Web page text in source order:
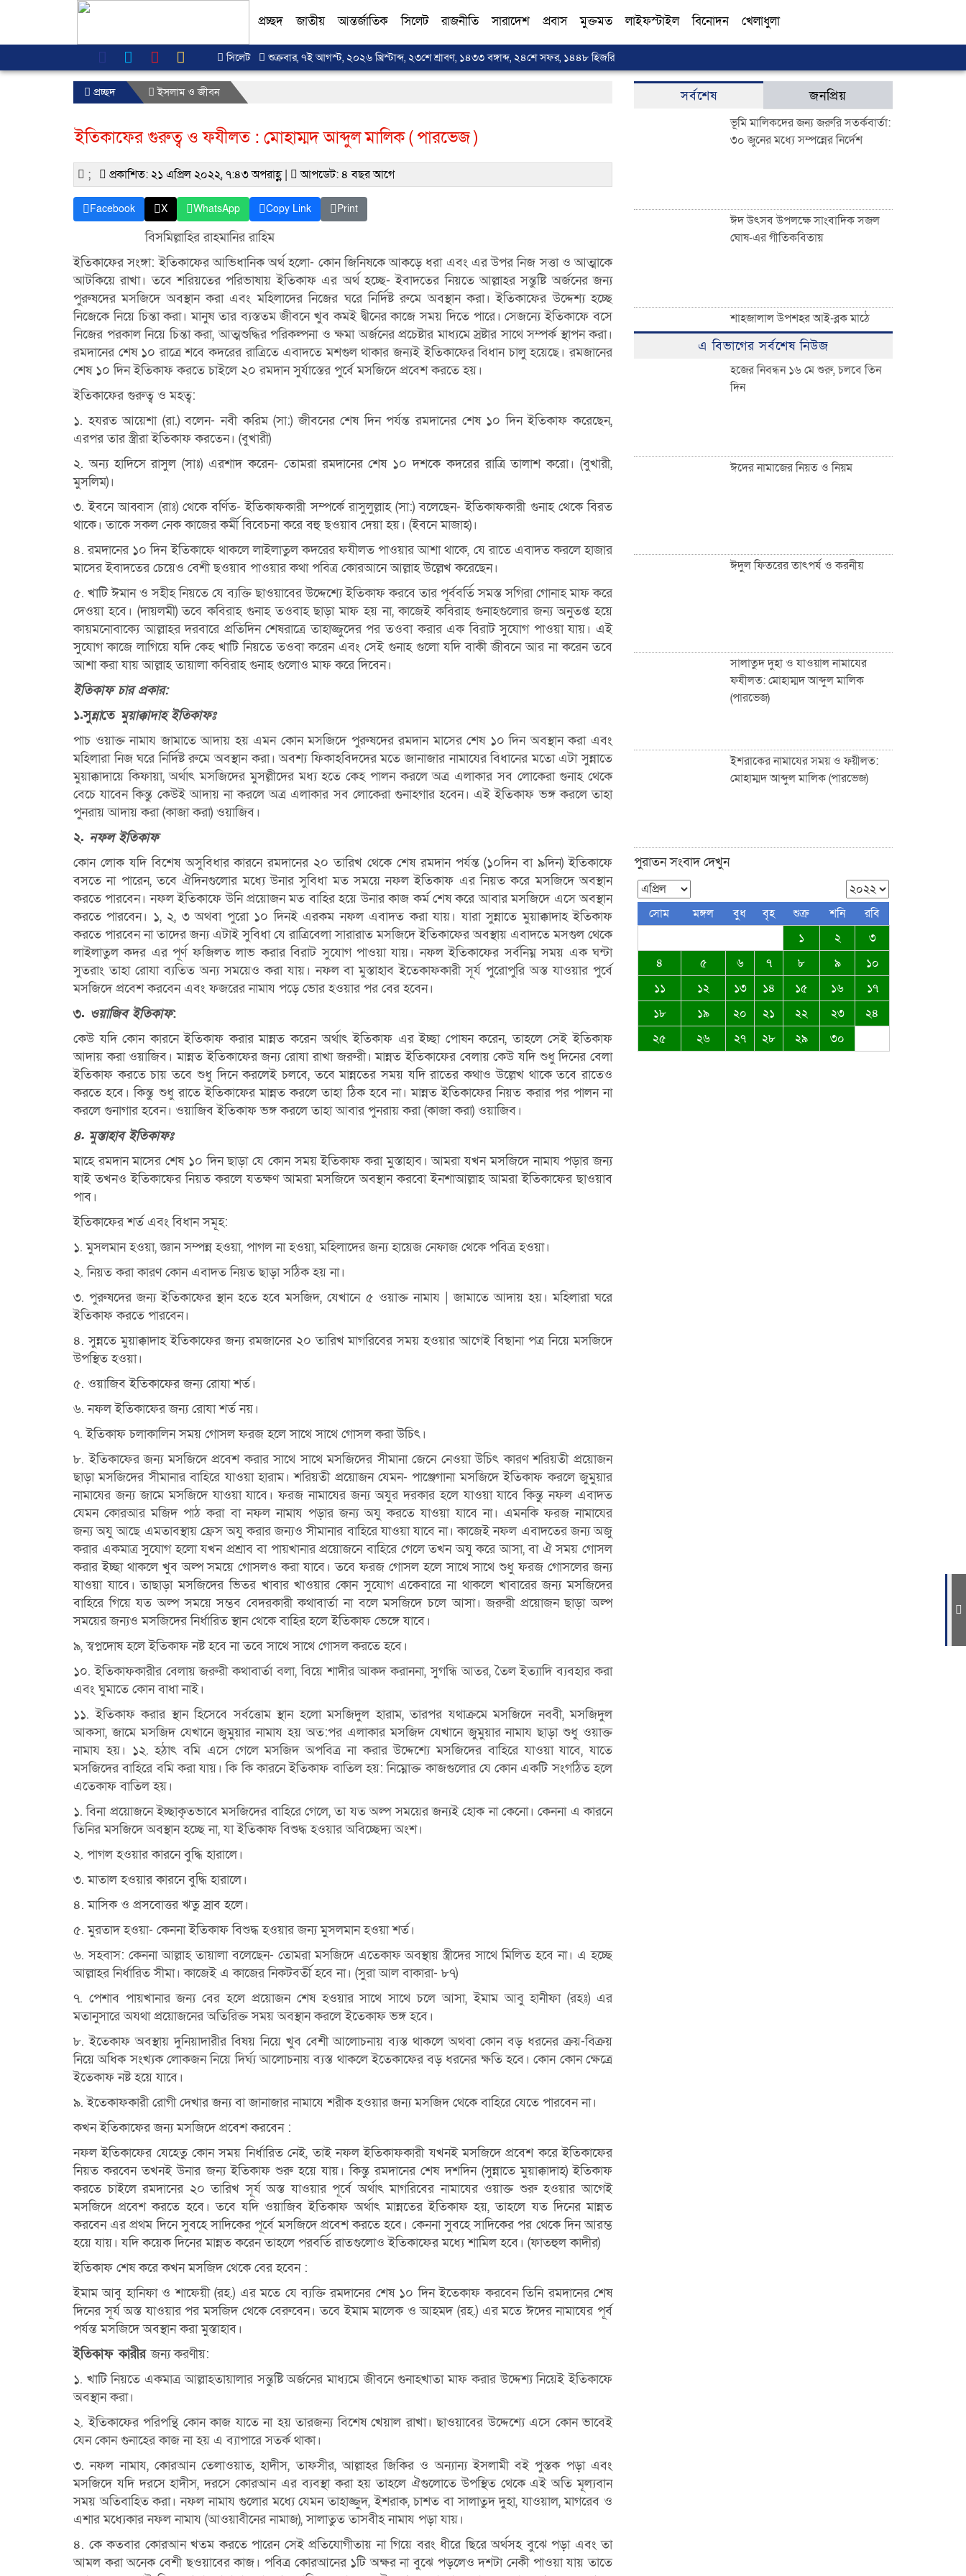
প্রচ্ছদ জাতীয় আন্তর্জাতিক সিলেট রাজনীতি সারাদেশ প্রবাস মুক্তমত লাইফস্টাইল বিনোদন খেলাধুলা
সিলেট শুক্রবার, ৭ই আগস্ট, ২০২৬ খ্রিস্টাব্দ, ২৩শে শ্রাবণ, ১৪৩৩ বঙ্গাব্দ, ২৪শে সফর, ১৪৪৮ হিজরি
প্রচ্ছদ ইসলাম ও জীবন
ইতিকাফের গুরুত্ব ও ফযীলত : মোহাম্মদ আব্দুল মালিক ( পারভেজ )
; প্রকাশিত: ২১ এপ্রিল ২০২২, ৭:৪৩ অপরাহ্ণ | আপডেট: ৪ বছর আগে
Facebook X WhatsApp Copy Link Print
বিসমিল্লাহির রাহমানির রাহিম
ইতিকাফের সংঙ্গা: ইতিকাফের আভিধানিক অর্থ হলাে- কোন জিনিষকে আকড়ে ধরা এবং এর উপরনিজ সত্তা ও আত্মাকে
আটকিয়ে রাখা।তবে শরিয়তের পরিভাষায় ইতিকাফ এর অর্থ হচ্ছে- ইবাদতের নিয়তে আল্লাহরসন্তুষ্টি অর্জনের জন্য
পুরুষদের মসজিদে অবস্থান করা এবং মহিলাদের নিজেরঘরে নির্দিষ্ট রুমে অবস্থান করা। ইতিকাফের উদ্দেশ্য হচ্ছে
নিজেকে নিয়ে চিন্তাকরা। মানুষ তার ব্যস্ততম জীবনে খুব কমই দ্বীনের কাজে সময় দিতে পারে।সেজন্যে ইতিকাফে বসে
নিজের পরকাল নিয়ে চিন্তা করা, আত্মশুদ্ধির পরিকল্পনা ও ক্ষমা অর্জনের প্রচেষ্টার মাধ্যমে স্রষ্টার সাথে সম্পর্ক স্থাপন করা।
রমদানের শেষ ১০ রাত্রে শবে কদরের রাত্রিতে এবাদতে মশগুল থাকার জন্যই ইতিকাফেরবিধান চালু হয়েছে। রমজানের
শেষ ১০ দিন ইতিকাফ করতে চাইলে ২০ রমদানসুর্যাস্তের পুর্বে মসজিদে প্রবেশ করতে হয়।
ইতিকাফের গুরুত্ব ও মহত্ব:
১. হযরত আয়েশা (রা.) বলেন- নবী করিম (সা:) জীবনের শেষ দিন পর্যন্তরমদানের শেষ ১০ দিন ইতিকাফ করেছেন,
এরপর তার স্ত্রীরা ইতিকাফকরতেন। (বুখারী)
২. অন্য হাদিসে রাসুল (সাঃ) এরশাদ করেন- তােমরা রমদানের শেষ ১০দশকে কদরের রাত্রি তালাশ করাে। (বুখারী,
মুসলিম)।
৩. ইবনে আব্বাস (রাঃ) থেকে বর্ণিত- ইতিকাফকারী সম্পর্কে রাসুলুল্লাহ (সা:)বলেছেন- ইতিকাফকারী গুনাহ থেকে বিরত
থাকে। তাকে সকল নেককাজের কর্মী বিবেচনা করে বহু ছওয়াব দেয়া হয়। (ইবনে মাজাহ)।
৪. রমদানের ১০ দিন ইতিকাফে থাকলে লাইলাতুল কদরের ফযীলত পাওয়ারআশা থাকে, যে রাতে এবাদত করলে হাজার
মাসের ইবাদতের চেয়েও বেশী ছওয়াব পাওয়ার কথা পবিত্র কোরআনে আল্লাহ উল্লেখ করেছেন।
৫. খাটি ঈমান ও সহীহ নিয়তে যে ব্যক্তি ছাওয়াবের উদ্দেশ্যে ইতিকাফ করবেতার পূর্ববর্তি সমস্ত সগিরা গােনাহ মাফ করে
দেওয়া হবে। (দায়লমী) তবে কবিরাহ গুনাহ তওবাহ ছাড়া মাফ হয় না, কাজেই কবিরাহ গুনাহগুলাের জন্য অনুতপ্ত হয়ে
কায়মনােবাক্যে আল্লাহর দরবারে প্রতিদিন শেষরাত্রেতাহাজ্জুদের পর তওবা করার এক বিরাট সুযােগ পাওয়া যায়। এই
সুযােগকাজে লাগিয়ে যদি কেহ খাটি নিয়তে তওবা করেন এবং সেই গুনাহ গুলাে যদি বাকী জীবনে আর না করেন তবে
আশা করা যায় আল্লাহ তায়ালাকবিরাহ গুনাহ গুলােও মাফ করে দিবেন।
ইতিকাফ চার প্রকার:
১.সুন্নাতে মুয়াক্কাদাহ ইতিকাফঃ
পাচ ওয়াক্ত নামায জামাতে আদায় হয় এমন কোন মসজিদে পুরুষদের রমদান মাসের শেষ ১০ দিন অবস্থান করা এবং
মহিলারা নিজ ঘরে নির্দিষ্ট রুমে অবস্থান করা। অবশ্য ফিকাহবিদদের মতে জানাজার নামাযের বিধানের মতাে এটা সুন্নাতে
মুয়াক্কাদায়ে কিফায়া, অর্থাৎ মসজিদের মুসল্লীদের মধ্য হতেকেহ পালন করলে অত্র এলাকার সব লােকেরা গুনাহ থেকে
বেচে যাবেন কিন্তু কেউই আদায় না করলে অত্র এলাকার সব লােকেরা গুনাহগার হবেন। এইইতিকাফ ভঙ্গ করলে তাহা
পুনরায় আদায় করা (কাজা করা) ওয়াজিব।
২. নফল ইতিকাফ
কোন লােক যদি বিশেষ অসুবিধার কারনে রমদানের ২০ তারিখ থেকে শেষরমদান পর্যন্ত (১০দিন বা ৯দিন) ইতিকাফে
বসতে না পারেন, তবে ঐদিনগুলাের মধ্যে উনার সুবিধা মত সময়ে নফল ইতিকাফ এর নিয়ত করেমসজিদে অবস্থান
করতে পারবেন। নফল ইতিকাফে উনি প্রয়ােজন মতবাহির হয়ে উনার কাজ কর্ম শেষ করে আবার মসজিদে এসে অবস্থান
করতেপারবেন। ১, ২, ৩ অথবা পুরাে ১০ দিনই এরকম নফল এবাদত করা যায়। যারা সুন্নাতে মুয়াক্কাদাহ ইতিকাফ
করতে পারবেন না তাদের জন্য এটাই সুবিধা যে রাত্রিবেলা সারারাত মসজিদে ইতিকাফের অবস্থায় এবাদতে মসগুলথেকে
লাইলাতুল কদর এর পূর্ণ ফজিলত লাভ করার বিরাট সুযােগ পাওয়াযায়। নফল ইতিকাফের সর্বনিম্ন সময় এক ঘন্টা
সুতরাং তাহা রােযা ব্যতিতঅন্য সময়েও করা যায়। নফল বা মুস্তাহাব ইতেকাফকারী সূর্য পুরােপুরি অস্তযাওয়ার পুর্বে
মসজিদে প্রবেশ করবেন এবং ফজরের নামায পড়ে ভােরহওয়ার পর বের হবেন।
৩. ওয়াজিব ইতিকাফ:
কেউ যদি কোন কারনে ইতিকাফ করার মান্নত করেন অর্থাৎ ইতিকাফ এরইচ্ছা পােষন করেন, তাহলে সেই ইতিকাফ
আদায় করা ওয়াজিব। মান্নত ইতিকাফের জন্য রােযা রাখা জরুরী। মান্নত ইতিকাফের বেলায় কেউ যদি শুধু দিনের বেলা
ইতিকাফ করতে চায় তবে শুধু দিনে করলেই চলবে, তবেমান্নতের সময় যদি রাতের কথাও উল্লেখ থাকে তবে রাতেও
করতে হবে।কিন্তু শুধু রাতে ইতিকাফের মান্নত করলে তাহা ঠিক হবে না। মান্নত ইতিকাফের নিয়ত করার পর পালন না
করলে গুনাগার হবেন। ওয়াজিবইতিকাফ ভঙ্গ করলে তাহা আবার পুনরায় করা (কাজা করা) ওয়াজিব।
৪. মুস্তাহাব ইতিকাফঃ
মাহে রমদান মাসের শেষ ১০ দিন ছাড়া যে কোন সময় ইতিকাফ করামুস্তাহাব। আমরা যখন মসজিদে নামায পড়ার জন্য
যাই তখনও ইতিকাফেরনিয়ত করলে যতক্ষণ আমরা মসজিদে অবস্থান করবাে ইনশাআল্লাহ আমরা ইতিকাফের ছাওয়াব
পাব।
ইতিকাফের শর্ত এবং বিধান সমূহ:
১. মুসলমান হওয়া, জ্ঞান সম্পন্ন হওয়া, পাগল না হওয়া, মহিলাদের জন্যহায়েজ নেফাজ থেকে পবিত্র হওয়া।
২. নিয়ত করা কারণ কোন এবাদত নিয়ত ছাড়া সঠিক হয় না।
৩. পুরুষদের জন্য ইতিকাফের স্থান হতে হবে মসজিদ, যেখানে ৫ ওয়াক্ত নামায
| জামাতে আদায় হয়। মহিলারা ঘরে
ইতিকাফ করতে পারবেন।
৪. সুন্নতে মুয়াক্কাদাহ ইতিকাফের জন্য রমজানের ২০ তারিখ মাগরিবের সময়হওয়ার আগেই বিছানা পত্র নিয়ে মসজিদে
উপস্থিত হওয়া।
৫. ওয়াজিব ইতিকাফের জন্য রােযা শর্ত।
৬. নফল ইতিকাফের জন্য রােযা শর্ত নয়।
৭. ইতিকাফ চলাকালিন সময় গােসল ফরজ হলে সাথে সাথে গােসল করা উচিৎ।
৮. ইতিকাফের জন্য মসজিদে প্রবেশ করার সাথে সাথে মসজিদের সীমানা জেনে নেওয়া উচিৎ কারণ শরিয়তী প্রয়ােজন
ছাড়া মসজিদের সীমানার বাহিরে যাওয়া হারাম। শরিয়তী প্রয়ােজন যেমন- পাঞ্জেগানা মসজিদে ইতিকাফ করলে জুমুয়ার
নামাযের জন্য জামে মসজিদে যাওয়া যাবে। ফরজ নামাযের জন্য অযুর দরকারহলে যাওয়া যাবে কিন্তু নফল এবাদত
যেমন কোরআর মজিদ পাঠ করা বা নফলনামায পড়ার জন্য অযু করতে যাওয়া যাবে না। এমনকি ফরজ নামাযের
জন্যঅযু আছে এমতাবস্থায় ফ্রেস অযু করার জন্যও সীমানার বাহিরে যাওয়া যাবে না।কাজেই নফল এবাদতের জন্য অজু
করার একমাত্র সুযােগ হলাে যখন প্রশ্রাব বা পায়খানার প্রয়ােজনে বাহিরে গেলে তখন অযু করে আসা, বা ঐ সময় গােসল
করার ইচ্ছা থাকলে খুব অল্প সময়ে গােসলও করা যাবে। তবে ফরজ গােসলহলে সাথে সাথে শুধু ফরজ গােসলের জন্য
যাওয়া যাবে। তাছাড়া মসজিদের ভিতর খাবার খাওয়ার কোন সুযােগ একেবারে না থাকলে খাবারের জন্যমসজিদের
বাহিরে গিয়ে যত অল্প সময়ে সম্ভব বেদরকারী কথাবার্তা না বলেমসজিদে চলে আসা। জরুরী প্রয়ােজন ছাড়া অল্প
সময়ের জন্যও মসজিদেরনির্ধারিত স্থান থেকে বাহির হলে ইতিকাফ ভেঙ্গে যাবে।
৯, স্বপ্নদোষ হলে ইতিকাফ নষ্ট হবে না তবে সাথে সাথে গােসল করতে হবে।
১০. ইতিকাফকারীর বেলায় জরুরী কথাবার্তা বলা, বিয়ে শাদীর আকদ করাননা,সুগন্ধি আতর, তৈল ইত্যাদি ব্যবহার করা
এবং ঘুমাতে কোন বাধা নাই।
১১. ইতিকাফ করার স্থান হিসেবে সর্বত্তোম স্থান হলাে মসজিদুল হারাম, তারপরযথাক্রমে মসজিদে নববী, মসজিদুল
আকসা, জামে মসজিদ যেখানে জুমুয়ারনামায হয় অত:পর এলাকার মসজিদ যেখানে জুমুয়ার নামায ছাড়া শুধুওয়াক্ত
নামায হয়। ১২. হঠাৎ বমি এসে গেলে মসজিদ অপবিত্র না করার উদ্দেশ্যে মসজিদের বাহিরেযাওয়া যাবে, যাতে
মসজিদের বাহিরে বমি করা যায়।কি কি কারনে ইতিকাফ বাতিল হয়:নিম্নোক্ত কাজগুলাের যে কোন একটি সংগঠিত হলে
এতেকাফ বাতিল হয়।
১. বিনা প্রয়ােজনে ইচ্ছাকৃতভাবে মসজিদের বাহিরে গেলে, তা যত অল্প সময়েরজন্যই হােক না কেনাে। কেননা এ কারনে
তিনির মসজিদে অবস্থান হচ্ছে না,যা ইতিকাফ বিশুদ্ধ হওয়ার অবিচ্ছেদ্য অংশ।
২. পাগল হওয়ার কারনে বুদ্ধি হারালে।
৩. মাতাল হওয়ার কারনে বুদ্ধি হারালে।
৪. মাসিক ও প্রসবােত্তর ঋতু স্রাব হলে।
৫. মুরতাদ হওয়া- কেননা ইতিকাফ বিশুদ্ধ হওয়ার জন্য মুসলমান হওয়া শর্ত।
৬. সহবাস: কেননা আল্লাহ তায়ালা বলেছেন- তােমরা মসজিদে এতেকাফঅবস্থায় স্ত্রীদের সাথে মিলিত হবে না। এ হচ্ছে
আল্লাহর নির্ধারিত সীমা।কাজেই এ কাজের নিকটবর্তী হবে না। (সুরা আল বাকারা- ৮৭)
৭. পেশাব পায়খানার জন্য বের হলে প্রয়ােজন শেষ হওয়ার সাথে সাথে চলেআসা, ইমাম আবু হানীফা (রহঃ) এর
মতানুসারে অযথা প্রয়ােজনেরঅতিরিক্ত সময় অবস্থান করলে ইতেকাফ ভঙ্গ হবে।
৮. ইতেকাফ অবস্থায় দুনিয়াদারীর বিষয় নিয়ে খুব বেশী আলােচনায় ব্যস্ত থাকলেঅথবা কোন বড় ধরনের ক্রয়-বিক্রয়
নিয়ে অধিক সংখ্যক লােকজন নিয়ে দির্ঘ্য আলােচনায় ব্যস্ত থাকলে ইতেকাফের বড় ধরনের ক্ষতি হবে। কোন কোন ক্ষেত্রে
ইতেকাফ নষ্ট হয়ে যাবে।
৯. ইতেকাফকারী রােগী দেখার জন্য বা জানাজার নামাযে শরীক হওয়ার জন্যমসজিদ থেকে বাহিরে যেতে পারবেন না।
কখন ইতিকাফের জন্য মসজিদে প্রবেশ করবেন :
নফল ইতিকাফের যেহেতু কোন সময় নির্ধারিত নেই, তাই নফল ইতিকাফকারীযখনই মসজিদে প্রবেশ করে ইতিকাফের
নিয়ত করবেন তখনই উনার জন্য ইতিকাফ শুরু হয়ে যায়। কিন্তু রমদানের শেষ দশদিন (সুন্নাতে মুয়াক্কাদাহ) ইতিকাফ
করতে চাইলে রমদানের ২০ তারিখ সূর্য অস্ত যাওয়ার পূর্বে অর্থাৎ মাগরিবের নামাযের ওয়াক্ত শুরু হওয়ার আগেই
মসজিদে প্রবেশ করতে হবে।তবে যদি ওয়াজিব ইতিকাফ অর্থাৎ মান্নতের ইতিকাফ হয়, তাহলে যত দিনেরমান্নত
করবেন এর প্রথম দিনে সুবহে সাদিকের পূর্বে মসজিদে প্রবেশ করতেহবে। কেননা সুবহে সাদিকের পর থেকে দিন আরম্ভ
হয়ে যায়। যদি কয়েকদিনের মান্নত করেন তাহলে পরবর্তি রাতগুলােও ইতিকাফের মধ্যে শামিল হবে। (ফাতহুল কাদীর)
ইতিকাফ শেষ করে কখন মসজিদ থেকে বের হবেন :
ইমাম আবু হানিফা ও শাফেয়ী (রহ.) এর মতে যে ব্যক্তি রমদানের শেষ ১০ দিনইতেকাফ করবেন তিনি রমদানের শেষ
দিনের সূর্য অস্ত যাওয়ার পর মসজিদ থেকে বেরুবেন। তবে ইমাম মালেক ও আহমদ (রহ.) এর মতে ঈদের নামাযেরপূর্ব
পর্যন্ত মসজিদে অবস্থান করা মুস্তাহাব।
ইতিকাফ কারীরজন্য করণীয়:
১. খাটি নিয়তে একমাত্র আল্লাহতায়ালার সন্তুষ্টি অর্জনের মাধ্যমে জীবনেগুনাহখাতা মাফ করার উদ্দেশ্য নিয়েই ইতিকাফে
অবস্থান করা।
২. ইতিকাফের পরিপন্থি কোন কাজ যাতে না হয় তারজন্য বিশেষ খেয়ালরাখা। ছাওয়াবের উদ্দেশ্যে এসে কোন ভাবেই
যেন কোন গুনাহের কাজ নাহয় এ ব্যাপারে সতর্ক থাকা।
৩. নফল নামায, কোরআন তেলাওয়াত, হাদীস, তাফসীর, আল্লাহর জিকির ওঅন্যান্য ইসলামী বই পুস্তক পড়া এবং
মসজিদে যদি দরসে হাদীস, দরসেকোরআন এর ব্যবস্থা করা হয় তাহলে ঐগুলােতে উপস্থিত থেকে এই অতিমূল্যবান
সময় অতিবাহিত করা। নফল নামায গুলাের মধ্যে যেমনতাহাজ্জুদ, ইশরাক, চাশত বা সালাতুদ দুহা, যাওয়াল, মাগরেব ও
এশার মধ্যেকার নফল নামায (আওয়াবীনের নামাজ), সালাতুত তাসবীহ নামায পড়া যায়।
৪. কে কতবার কোরআন খতম করতে পারেন সেই প্রতিযােগীতায় না গিয়েবরং ধীরে ছিরে অর্থসহ বুঝে পড়া এবং তা
আমল করা অনেক বেশীছওয়াবের কাজ। পবিত্র কোরআনের ১টি অক্ষর না বুঝে পড়লেও দশটা নেকী পাওয়া যায় তাতে
সর্বশেষ জনপ্রিয়
ভূমি মালিকদের জন্য জরুরি সতর্কবার্তা:
৩০ জুনের মধ্যে সম্পন্নের নির্দেশ
ঈদ উৎসব উপলক্ষে সাংবাদিক সজল
ঘোষ-এর গীতিকবিতায়
শাহজালাল উপশহর আই-ব্লক মাঠে
ঈদুল ফিতরের বিশাল জামাত অনুষ্ঠিত:
হাজারো মুসল্লির ঢল
খন্দকার আব্দুর রকিব
ফুটপাত ও রাস্তা নিয়ে ছিনিমিনি খেলা
জকিগঞ্জ-কানাইঘাটসহ দেশবাসীকে
ঈদুল ফিতরের শুভেচ্ছা জানিয়েছেন:
ব্যারিস্টার আকমাম খাঁন
ঈদ-উল আজহার শুভেচ্ছা জানিয়েছেন
সৈয়দ মুস্তাক উদ্দিন আহমদ
এ বিভাগের সর্বশেষ নিউজ
হজের নিবন্ধন ১৬ মে শুরু, চলবে তিন
দিন
ঈদের নামাজের নিয়ত ও নিয়ম
ঈদুল ফিতরের তাৎপর্য ও করনীয়
সালাতুদ দুহা ও যাওয়াল নামাযের
ফযীলত: মোহাম্মদ আব্দুল মালিক
(পারভেজ)
ইশরাকের নামাযের সময় ও ফয়ীলত:
মোহাম্মদ আব্দুল মালিক (পারভেজ)
পুরাতন সংবাদ দেখুন
সোম মঙ্গল বুধ বৃহ শুক্র শনি
রবি
১
২
৩
৪
৫ ৬ ৭ ৮ ৯
১০
১১
১২ ১৩ ১৪ ১৫ ১৬
১৭
১৮
১৯ ২০ ২১ ২২ ২৩
২৪
২৫
২৬ ২৭ ২৮ ২৯ ৩০